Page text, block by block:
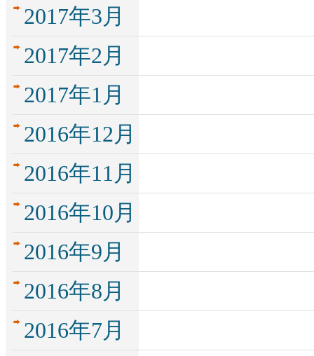
2017年3月
2017年2月
2017年1月
2016年12月
2016年11月
2016年10月
2016年9月
2016年8月
2016年7月